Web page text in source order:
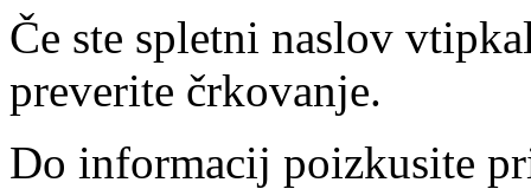
Če ste spletni naslov
preverite črkovanje.
Do informacij poizkusite